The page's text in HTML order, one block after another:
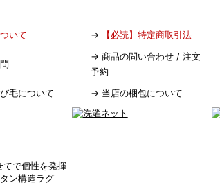
いて → 【必読】特定商取引法
→ 商品の問い合わせ / 注文
予約
毛について → 当店の梱包について
てで個性を発揮
ン構造ラグ